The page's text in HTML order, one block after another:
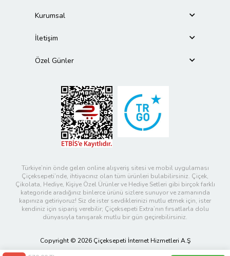
Kurumsal
İletişim
Özel Günler
Türkiye’nin önde gelen online alışveriş sitesi ve mobil uygulaması
Çiçeksepeti’nde, ihtiyacınız olan tüm ürünleri bulabilirsiniz. Çiçek,
Çikolata, Hediye, Kişiye Özel Ürünler ve Hediye Setleri gibi birçok farklı
kategoride aradığınız binlerce ürünü sizlere sunuyor ve zamanında
kapınıza getiriyoruz! Siz de ister sevdiklerinizi mutlu etmek için, ister
kendiniz için sipariş verebilir; Çiçeksepeti Extra’nın fırsatlarla dolu
dünyasıyla tanışarak mutlu bir gün geçirebilirsiniz.
Copyright © 2026 Çiçeksepeti İnternet Hizmetleri A.Ş